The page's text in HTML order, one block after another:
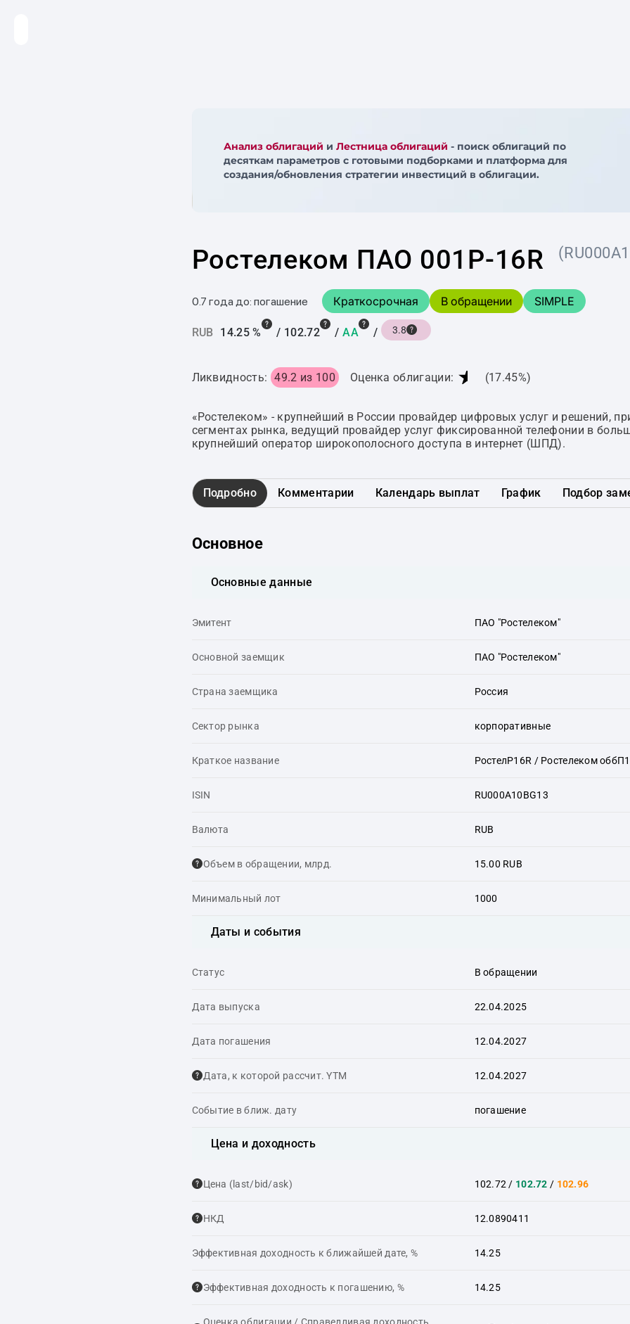
Анализ облигаций и Лестница облигаций - поиск облигаций по
десяткам параметров с готовыми подборками и платформа для
создания/обновления стратегии инвестиций в облигации.
Ростелеком ПАО 001P-16R
0.7 года до: погашение Краткосрочная В обращении SIMPLE
RUB 14.25 % / 102.72 / AA / 3.8
Ликвидность: 49.2 из 100 Оценка облигации: ★ (17.45%)
«Ростелеком» - крупнейший в России провайдер цифровых услуг и решений,
сегментах рынка, ведущий провайдер услуг фиксированной телефонии в
крупнейший оператор широкополосного доступа в интернет (ШПД).
Подробно Комментарии Календарь выплат График Подбор
Основное
Основные данные
Эмитент ПАО "Ростелеком"
Основной заемщик ПАО "Ростелеком"
Страна заемщика Россия
Сектор рынка корпоративные
Краткое название РостелP16R / Ростелеком
ISIN RU000A10BG13
Валюта RUB
Объем в обращении, млрд. 15.00 RUB
Минимальный лот 1000
Даты и события
Статус В обращении
Дата выпуска 22.04.2025
Дата погашения 12.04.2027
Дата, к которой рассчит. YTM 12.04.2027
Событие в ближ. дату погашение
Цена и доходность
Цена (last/bid/ask) 102.72 / 102.72 / 102.96
НКД 12.0890411
Эффективная доходность к ближайшей дате, % 14.25
Эффективная доходность к погашению, % 14.25
Оценка облигации / Справедливая доходность